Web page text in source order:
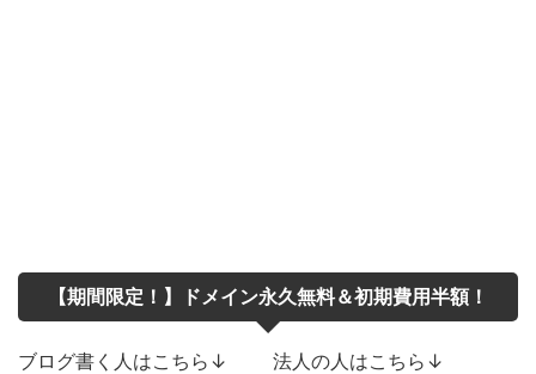
【期間限定！】ドメイン永久無料＆初期費用半額！
ブログ書く人はこちら↓ 法人の人はこちら↓